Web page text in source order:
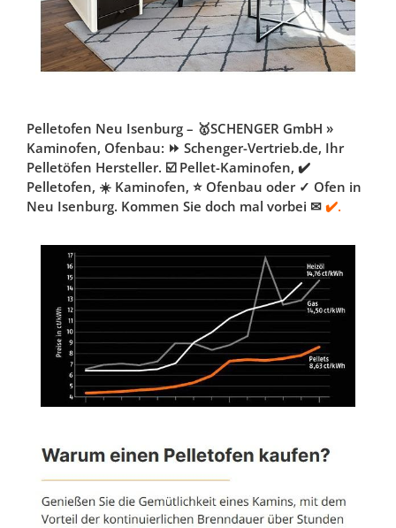
Pelletofen Neu Isenburg – 🥇SCHENGER GmbH »
Kaminofen, Ofenbau: ⏩ Schenger-Vertrieb.de, Ihr
Pelletöfen Hersteller. ☑️ Pellet-Kaminofen, ✔️
Pelletofen, ☀️ Kaminofen, ⭐ Ofenbau oder ✓ Ofen in
Neu Isenburg. Kommen Sie doch mal vorbei ✉ ✔️.